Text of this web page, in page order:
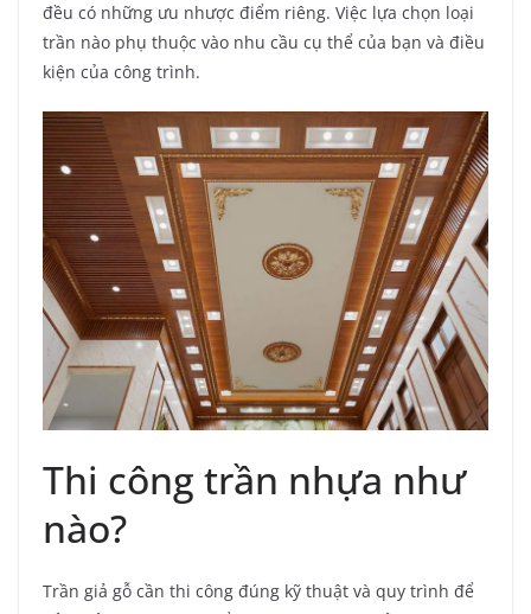
đều có những ưu nhược điểm riêng. Việc lựa chọn loại
trần nào phụ thuộc vào nhu cầu cụ thể của bạn và điều
kiện của công trình.
Thi công trần nhựa như
nào?
Trần giả gỗ cần thi công đúng kỹ thuật và quy trình để